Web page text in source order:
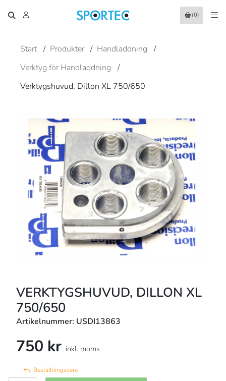
(0)
Start / Produkter / Handladdning
/
Verktyg för Handladdning
/
Verktygshuvud, Dillon XL 750/650
VERKTYGSHUVUD, DILLON XL
750/650
Artikelnummer: USDI13863
750 kr inkl. moms
Beställningsvara